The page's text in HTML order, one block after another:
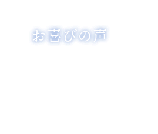
お喜びの声